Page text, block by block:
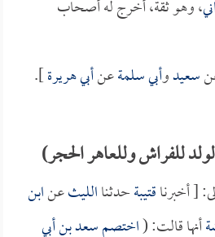
، وهو ثقة، أخرج له أصحاب
سعيدوأبي سلمةعنأبي هريرة].
للفراش وللعاهر الحجر)
[ أخبرناقتيبةحدثناالليثعنابن
أنها قالت: (اختصمسعد بن أبي